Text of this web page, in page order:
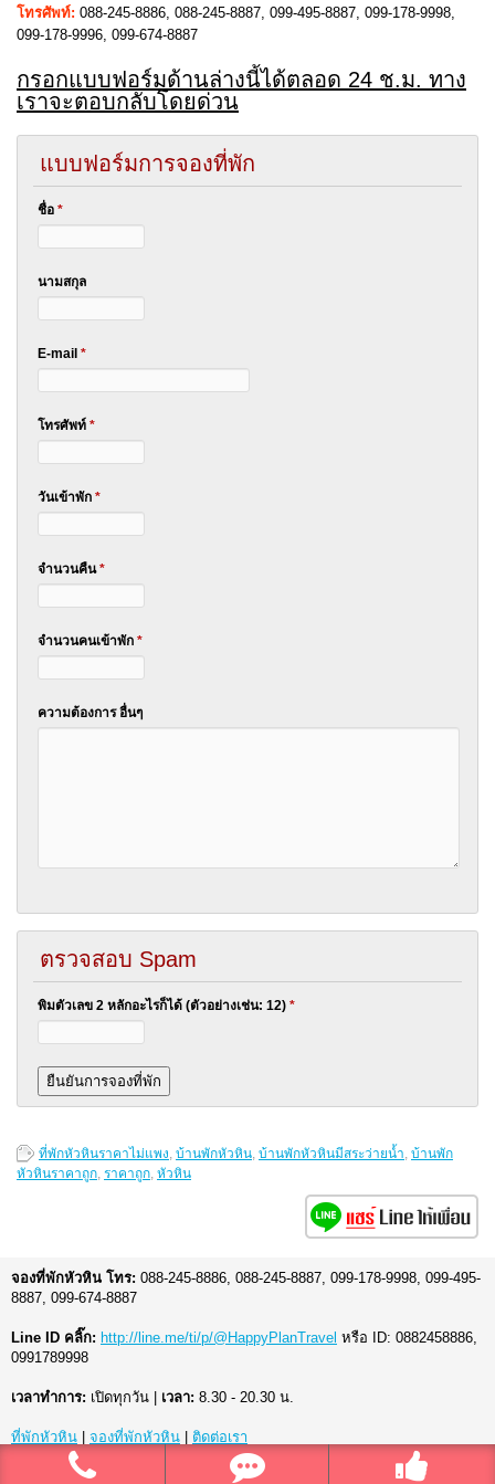
โทรศัพท์: 088-245-8886, 088-245-8887, 099-495-8887, 099-178-9998,
099-178-9996, 099-674-8887
กรอกแบบฟอร์มด้านล่างนี้ได้ตลอด 24 ช.ม. ทาง
เราจะตอบกลับโดยด่วน
แบบฟอร์มการจองที่พัก
ชื่อ *
นามสกุล
E-mail *
โทรศัพท์ *
วันเข้าพัก *
จำนวนคืน*
จำนวนคนเข้าพัก *
ความต้องการ อื่นๆ
ตรวจสอบ Spam
พิมตัวเลข 2 หลักอะไรก็ได้ (ตัวอย่างเช่น: 12) *
ที่พักหัวหินราคาไม่แพง, บ้านพักหัวหิน, บ้านพักหัวหินมีสระว่ายน้ำ, บ้านพัก
หัวหินราคาถูก, ราคาถูก, หัวหิน
จองที่พักหัวหิน โทร: 088-245-8886, 088-245-8887, 099-178-9998, 099-495-
8887, 099-674-8887
Line ID คลิ๊ก: http://line.me/ti/p/@HappyPlanTravel หรือ ID: 0882458886,
0991789998
เวลาทำการ: เปิดทุกวัน | เวลา: 8.30 - 20.30 น.
ที่พักหัวหิน จองที่พักหัวหิน ติดต่อเรา
© 2026ที่พักหัวหิน